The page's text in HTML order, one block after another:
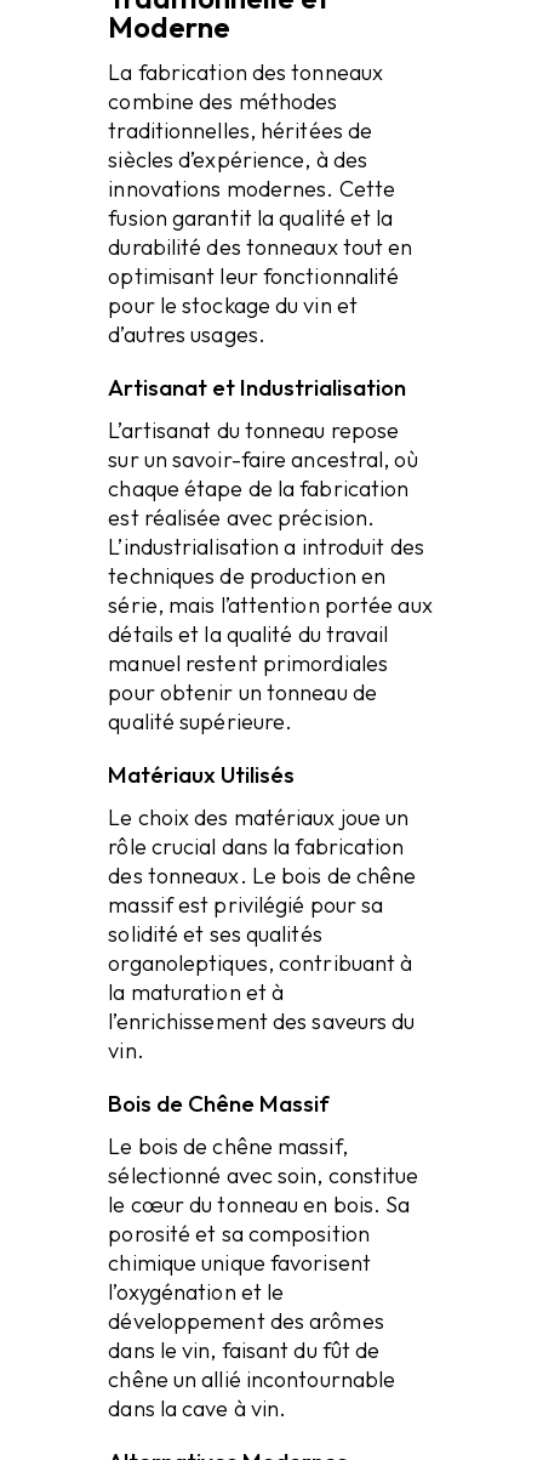
Moderne
La fabrication des tonneaux
combine des méthodes
traditionnelles, héritées de
siècles d’expérience, à des
innovations modernes. Cette
fusion garantit la qualité et la
durabilité des tonneaux tout en
optimisant leur fonctionnalité
pour le stockage du vin et
d’autres usages.
Artisanat et Industrialisation
L’artisanat du tonneau repose
sur un savoir-faire ancestral, où
chaque étape de la fabrication
est réalisée avec précision.
L’industrialisation a introduit des
techniques de production en
série, mais l’attention portée aux
détails et la qualité du travail
manuel restent primordiales
pour obtenir un tonneau de
qualité supérieure.
Matériaux Utilisés
Le choix des matériaux joue un
rôle crucial dans la fabrication
des tonneaux. Le bois de chêne
massif est privilégié pour sa
solidité et ses qualités
organoleptiques, contribuant à
la maturation et à
l’enrichissement des saveurs du
vin.
Bois de Chêne Massif
Le bois de chêne massif,
sélectionné avec soin, constitue
le cœur du tonneau en bois. Sa
porosité et sa composition
chimique unique favorisent
l’oxygénation et le
développement des arômes
dans le vin, faisant du fût de
chêne un allié incontournable
dans la cave à vin.